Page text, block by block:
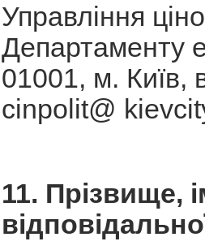
Управління
Департаменту
01001, м. Київ,
cinpolit@
11. Прізвище,